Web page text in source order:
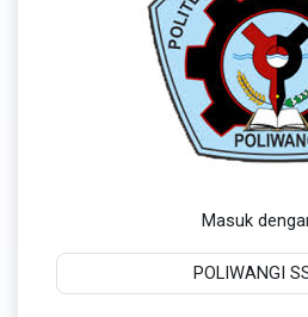
Masuk
POLIWANGI